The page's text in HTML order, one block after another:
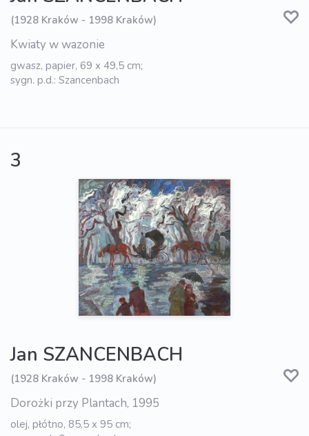
(1928 Kraków - 1998 Kraków)
Kwiaty w wazonie
gwasz, papier, 69 x 49,5 cm;
sygn. p.d.: Szancenbach
3
Jan SZANCENBACH
(1928 Kraków - 1998 Kraków)
Dorożki przy Plantach, 1995
olej, płótno, 85,5 x 95 cm;